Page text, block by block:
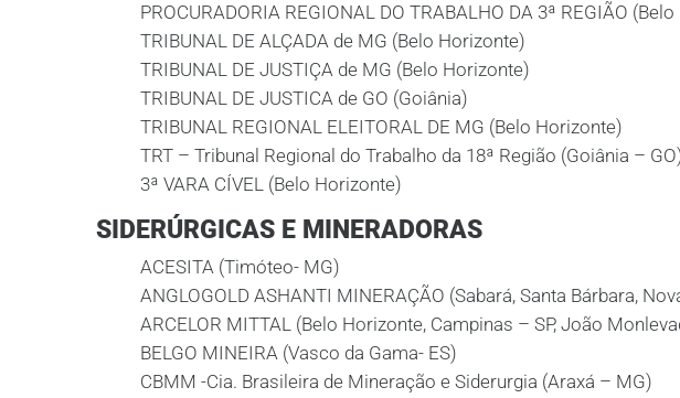
PROCURADORIA REGIONAL DO TRABALHO DA 3ª REGIÃO
TRIBUNAL DE ALÇADA de MG (Belo Horizonte)
TRIBUNAL DE JUSTIÇA de MG (Belo Horizonte)
TRIBUNAL DE JUSTICA de GO (Goiânia)
TRIBUNAL REGIONAL ELEITORAL DE MG (Belo Horizonte)
TRT – Tribunal Regional do Trabalho da 18ª Região (Goiânia –
3ª VARA CÍVEL (Belo Horizonte)
SIDERÚRGICAS E MINERADORAS
ACESITA (Timóteo- MG)
ANGLOGOLD ASHANTI MINERAÇÃO (Sabará, Santa Bárbara,
ARCELOR MITTAL (Belo Horizonte, Campinas – SP, João
BELGO MINEIRA (Vasco da Gama- ES)
CBMM -Cia. Brasileira de Mineração e Siderurgia (Araxá – MG)